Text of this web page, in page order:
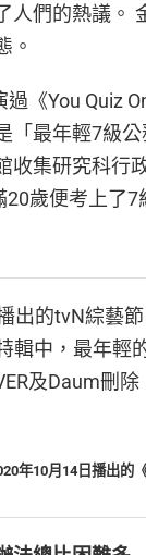
人們的熱議。
。
《You Quiz
「最年輕7級
收集研究科行
20歲便考上了
出的tvN綜藝節
輯中，最年輕
及Daum刪
年10月14日播出的